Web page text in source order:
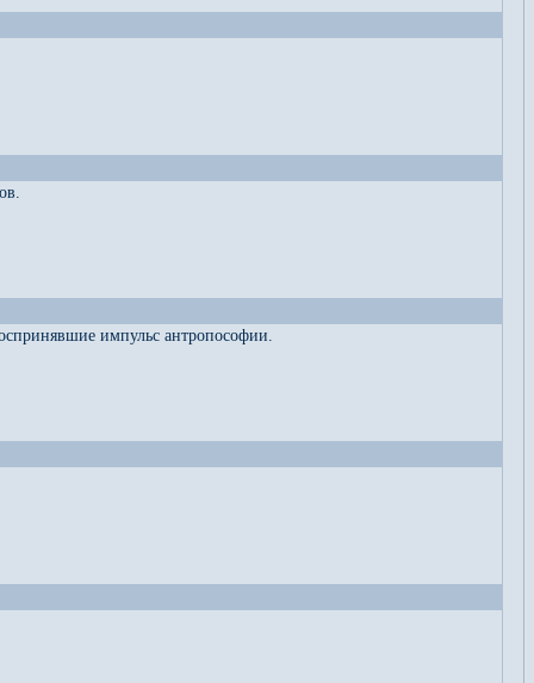
импульс антропософии.